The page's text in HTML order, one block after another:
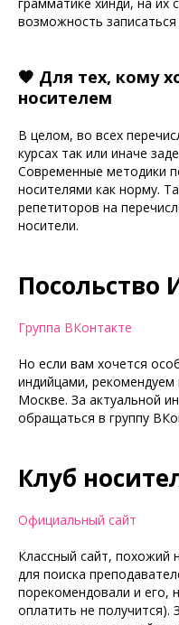
возможность
🧡 Для тех, кому
носителем
В целом, во всех
курсах так или иначе
Современные методики
носителями как норму.
репетиторов на
носители.
Посольство
Группа ВКонтакте
Но если вам хочется
индийцами,
Москве. За актуальной
обращаться в группу
Клуб
Официальный сайт
Классный сайт, похожий
для поиска
порекомендовали и его,
оплатить не